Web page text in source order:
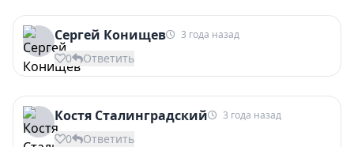
Сергей Конищев 3 года назад
0 Ответить
Костя Сталинградский 3 года назад
0 Ответить